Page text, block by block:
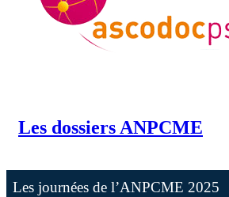
Les dossiers ANPCME
Les journées de l’ANPCME 2025